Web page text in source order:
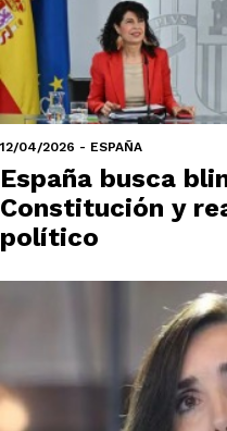
12/04/2026 - ESPAÑA
España busca
Constitución y
político